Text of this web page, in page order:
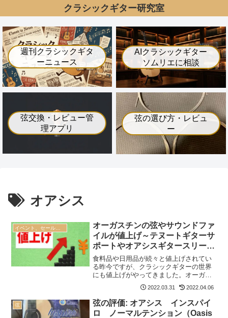
クラシックギター研究室
週刊クラシックギタ
ーニュース
AIクラシックギター
ソムリエに相談
弦交換・レビュー管
理アプリ
弦の選び方・レビュ
ー
オアシス
イベント、セール情報
オーガスチンの弦やサウンドファ
イルが値上げ～テヌートギターサ
ポートやオアシスギタースリーブ
も
食料品や日用品が続々と値上げされてい
る昨今ですが、クラシックギターの世界
にも値上げがやってきました。オーガス
チン弦や爪ヤスリのサウンドファイル、
テヌートギターサポートやオアシスギタ
ースリーブが2022年4月1日から値上げさ
れるそうです。オー...
2022.03.31 2022.04.06
弦
弦の評価: オアシス インスパイ
ロ ノーマルテンション（Oasis